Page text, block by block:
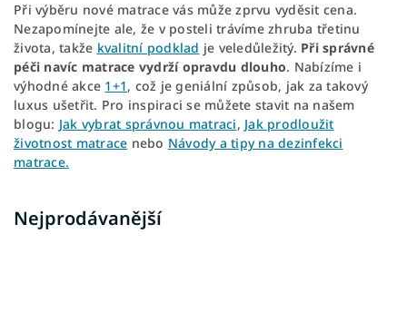
Při výběru nové matrace vás může zprvu vyděsit cena.
Nezapomínejte ale, že v posteli trávíme zhruba třetinu
života, takže kvalitní podklad je veledůležitý. Při správné
péči navíc matrace vydrží opravdu dlouho. Nabízíme i
výhodné akce 1+1, což je geniální způsob, jak za takový
luxus ušetřit. Pro inspiraci se můžete stavit na našem
blogu: Jak vybrat správnou matraci, Jak prodloužit
životnost matrace nebo Návody a tipy na dezinfekci
matrace.
Nejprodávanější